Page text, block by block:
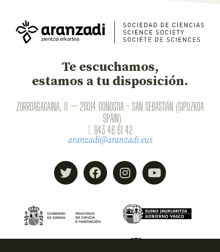
Te escuchamos,
estamos a tu disposición.
ZORROAGAGAINA, 11 — 20014 DONOSTIA - SAN SEBASTIÁN (GIPUZKOA
· SPAIN)
T. 943 46 61 42
aranzadi@aranzadi.eus